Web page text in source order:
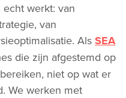
werkt: van
van
Als SEA
die zijn afgestemd op
niet op wat er
We werken met